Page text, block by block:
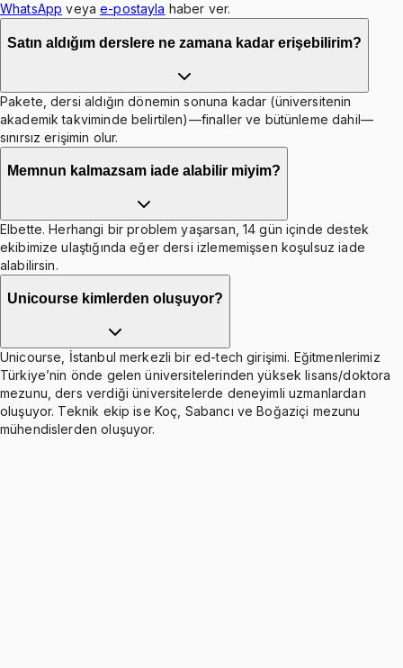
WhatsApp veya e-postayla haber ver.
Satın aldığım derslere ne zamana kadar erişebilirim?
Pakete, dersi aldığın dönemin sonuna kadar (üniversitenin
akademik takviminde belirtilen)—finaller ve bütünleme dahil—
sınırsız erişimin olur.
Memnun kalmazsam iade alabilir miyim?
Elbette. Herhangi bir problem yaşarsan, 14 gün içinde destek
ekibimize ulaştığında eğer dersi izlememişsen koşulsuz iade
alabilirsin.
Unicourse kimlerden oluşuyor?
Unicourse, İstanbul merkezli bir ed-tech girişimi. Eğitmenlerimiz
Türkiye’nin önde gelen üniversitelerinden yüksek lisans/doktora
mezunu, ders verdiği üniversitelerde deneyimli uzmanlardan
oluşuyor. Teknik ekip ise Koç, Sabancı ve Boğaziçi mezunu
mühendislerden oluşuyor.